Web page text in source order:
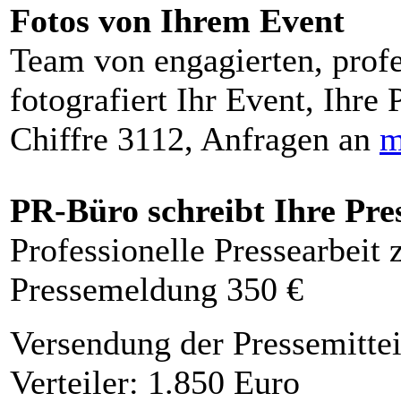
Fotos von Ihrem Event
Team von engagierten,
fotografiert Ihr Event, Ihre
Chiffre 3112, Anfragen an
PR-Büro schreibt Ihre
Professionelle Pressearbeit
Pressemeldung 350 €
Versendung der
Verteiler: 1.850 Euro